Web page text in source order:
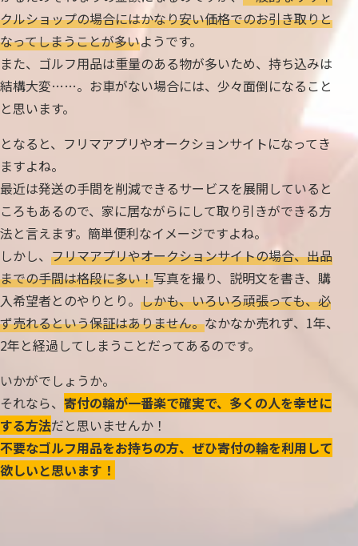
クルショップの場合にはかなり安い価格でのお引き取りと
なってしまうことが多いようです。
また、ゴルフ用品は重量のある物が多いため、持ち込みは
結構大変……。お車がない場合には、少々面倒になること
と思います。
となると、フリマアプリやオークションサイトになってき
ますよね。
最近は発送の手間を削減できるサービスを展開していると
ころもあるので、家に居ながらにして取り引きができる方
法と言えます。簡単便利なイメージですよね。
しかし、 フリマアプリやオークションサイトの場合、出品
までの手間は格段に多い！写真を撮り、説明文を書き、購
入希望者とのやりとり。 しかも、いろいろ頑張っても、必
ず売れるという保証はありません。なかなか売れず、1年、
2年と経過してしまうことだってあるのです。
いかがでしょうか。
それなら、 寄付の輪が一番楽で確実で、多くの人を幸せに
する方法だと思いませんか！
不要なゴルフ用品をお持ちの方、ぜひ寄付の輪を利用して
欲しいと思います！